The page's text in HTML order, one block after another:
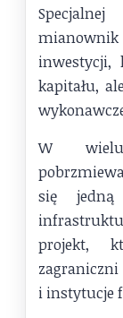
inwestycji,
kapitału,
W wielu
się jedną
projekt,
i instytucje